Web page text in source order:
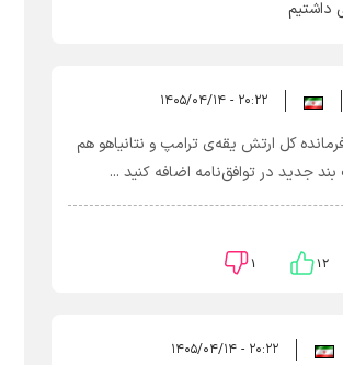
داشتیم
۲۰:۲۲ - ۱۴۰۵/۰۴/۱۴
کل ارتش یقه‌ی ترامپ و نتانیاهو هم
جدید در توافق‌نامه اضافه کنید ...
۱۲ ۱
۲۰:۲۲ - ۱۴۰۵/۰۴/۱۴